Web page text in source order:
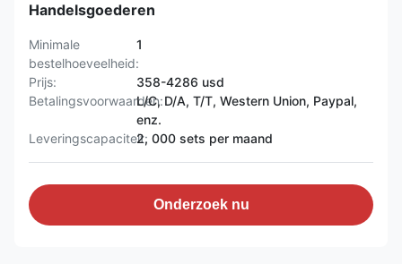
Handelsgoederen
Minimale
bestelhoeveelheid:
1
Prijs:
358-4286 usd
Betalingsvoorwaarden:L/C, D/A, T/T, Western Union, Paypal,
enz.
Leveringscapaciteit:2, 000 sets per maand
Onderzoek nu